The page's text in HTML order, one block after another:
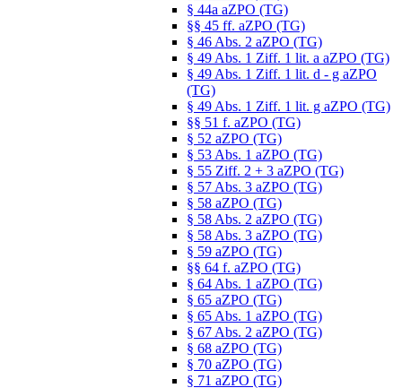
§ 44a aZPO (TG)
§§ 45 ff. aZPO (TG)
§ 46 Abs. 2 aZPO (TG)
§ 49 Abs. 1 Ziff. 1 lit. a aZPO (TG)
§ 49 Abs. 1 Ziff. 1 lit. d - g aZPO
(TG)
§ 49 Abs. 1 Ziff. 1 lit. g aZPO (TG)
§§ 51 f. aZPO (TG)
§ 52 aZPO (TG)
§ 53 Abs. 1 aZPO (TG)
§ 55 Ziff. 2 + 3 aZPO (TG)
§ 57 Abs. 3 aZPO (TG)
§ 58 aZPO (TG)
§ 58 Abs. 2 aZPO (TG)
§ 58 Abs. 3 aZPO (TG)
§ 59 aZPO (TG)
§§ 64 f. aZPO (TG)
§ 64 Abs. 1 aZPO (TG)
§ 65 aZPO (TG)
§ 65 Abs. 1 aZPO (TG)
§ 67 Abs. 2 aZPO (TG)
§ 68 aZPO (TG)
§ 70 aZPO (TG)
§ 71 aZPO (TG)